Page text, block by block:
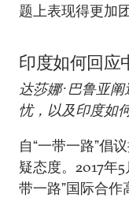
题上表现得更加
印度如何回应
达莎娜·巴鲁亚
忧，以及印度如
自“一带一路”倡
疑态度。2017年
带一路”国际合